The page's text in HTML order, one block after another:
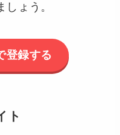
ょう。
登録する
ト